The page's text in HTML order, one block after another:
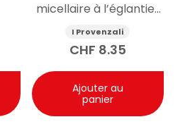
micellaire à l’églantier
bio 400ml
I Provenzali
CHF 8.35
Ajouter au
panier